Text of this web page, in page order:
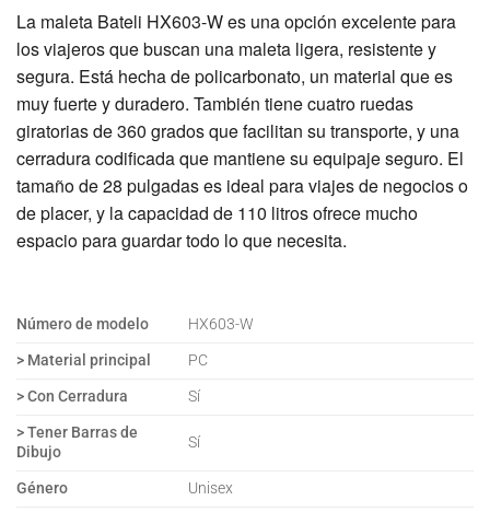
La maleta Bateli HX603-W es una opción excelente para
los viajeros que buscan una maleta ligera, resistente y
segura. Está hecha de policarbonato, un material que es
muy fuerte y duradero. También tiene cuatro ruedas
giratorias de 360 grados que facilitan su transporte, y una
cerradura codificada que mantiene su equipaje seguro. El
tamaño de 28 pulgadas es ideal para viajes de negocios o
de placer, y la capacidad de 110 litros ofrece mucho
espacio para guardar todo lo que necesita.
Número de modelo
HX603-W
> Material principal
PC
>Con Cerradura
Sí
>Tener Barras de
Dibujo
Sí
Género Unisex